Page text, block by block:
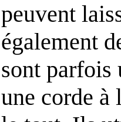
peuvent
également
sont parfois
une corde à